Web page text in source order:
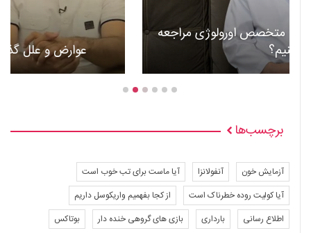
عوارض و علل گذاشتن باطری قلب +ویدئو
برچسب‌ها
آزمایش خون آنفولانزا
آیا ماست برای تب خوب است
آیا کولیت روده خطرناک است
از کجا بفهمیم واریکوسل داریم
اطلاع رسانی
بارداری بازی های گروهی خنده دار
بوتاکس